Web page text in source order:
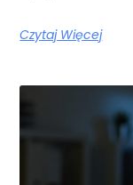
Czytaj Więcej